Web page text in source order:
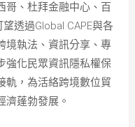
哥、杜拜金融中心、百
透過Global CAPE與各
境執法、資訊分享、專
強化民眾資訊隱私權保
軌，為活絡跨境數位貿
濟蓬勃發展。